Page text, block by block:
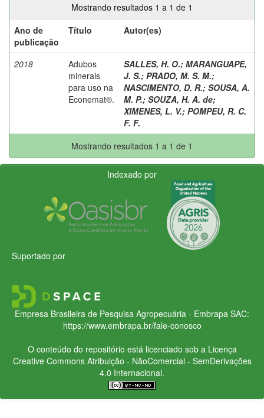
Mostrando resultados 1 a 1 de 1
Ano de
publicação
Título Autor(es)
2018
Adubos
minerais
para uso na
Econemat®.
SALLES, H. O.; MARANGUAPE,
J. S.; PRADO, M. S. M.;
NASCIMENTO, D. R.; SOUSA, A.
M. P.; SOUZA, H. A. de;
XIMENES, L. V.; POMPEU, R. C.
F. F.
Mostrando resultados 1 a 1 de 1
Indexado por
Suportado por
Empresa Brasileira de Pesquisa Agropecuária - Embrapa SAC:
https://www.embrapa.br/fale-conosco
O conteúdo do repositório está licenciado sob a Licença
Creative CommonsAtribuição - NãoComercial - SemDerivações
4.0 Internacional.